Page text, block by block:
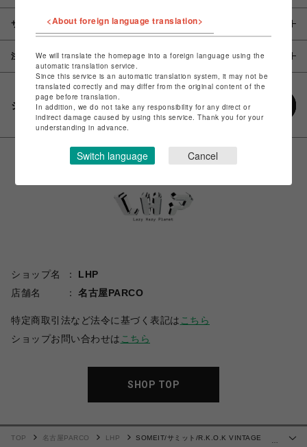
サイズ
注意事項
シェアする
ショップ名
LHP
店舗名
名古屋PARCO
特定商取引法など法令に基づく表記は こちら
ショップお問い合わせは こちら
SHOP TOP
…
TOP 名古屋PARCO LHP
SOMEIT/サミット/R.K.O.K VINTAGE
<About foreign language translation>
We will translate the homepage into a foreign language using the
automatic translation service.
Since this service is an automatic translation system, it may not be
translated correctly and may differ from the original content of the
page before translation.
In addition, we do not take any responsibility for any direct or
indirect damage caused by using this service. Thank you for your
understanding in advance.
Switch language Cancel